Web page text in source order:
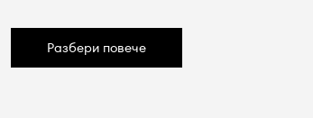
Разбери повече